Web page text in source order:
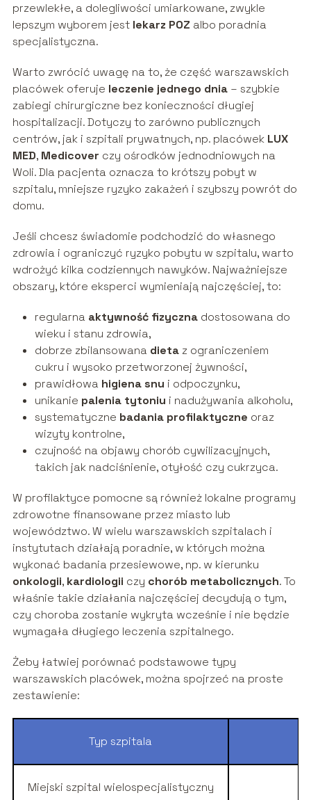
przewlekłe, a dolegliwości umiarkowane, zwykle
lepszym wyborem jest lekarz POZ albo poradnia
specjalistyczna.
Warto zwrócić uwagę na to, że część warszawskich
placówek oferuje leczenie jednego dnia– szybkie
zabiegi chirurgiczne bez konieczności długiej
hospitalizacji. Dotyczy to zarówno publicznych
centrów, jak i szpitali prywatnych, np. placówek LUX
MED, Medicover czy ośrodków jednodniowych na
Woli. Dla pacjenta oznacza to krótszy pobyt w
szpitalu, mniejsze ryzyko zakażeń i szybszy powrót do
domu.
Jeśli chcesz świadomie podchodzić do własnego
zdrowia i ograniczyć ryzyko pobytu w szpitalu, warto
wdrożyć kilka codziennych nawyków. Najważniejsze
obszary, które eksperci wymieniają najczęściej, to:
regularna aktywność fizycznadostosowana do
wieku i stanu zdrowia,
dobrze zbilansowana dietaz ograniczeniem
cukru i wysoko przetworzonej żywności,
prawidłowa higiena snu i odpoczynku,
unikanie palenia tytoniu i nadużywania alkoholu,
systematyczne badania profilaktyczne oraz
wizyty kontrolne,
czujność na objawy chorób cywilizacyjnych,
takich jak nadciśnienie, otyłość czy cukrzyca.
W profilaktyce pomocne są również lokalne programy
zdrowotne finansowane przez miasto lub
województwo. W wielu warszawskich szpitalach i
instytutach działają poradnie, w których można
wykonać badania przesiewowe, np. w kierunku
onkologii, kardiologii czy chorób metabolicznych. To
właśnie takie działania najczęściej decydują o tym,
czy choroba zostanie wykryta wcześnie i nie będzie
wymagała długiego leczenia szpitalnego.
Żeby łatwiej porównać podstawowe typy
warszawskich placówek, można spojrzeć na proste
zestawienie:
Typ szpitala
Miejski szpital wielospecjalistyczny